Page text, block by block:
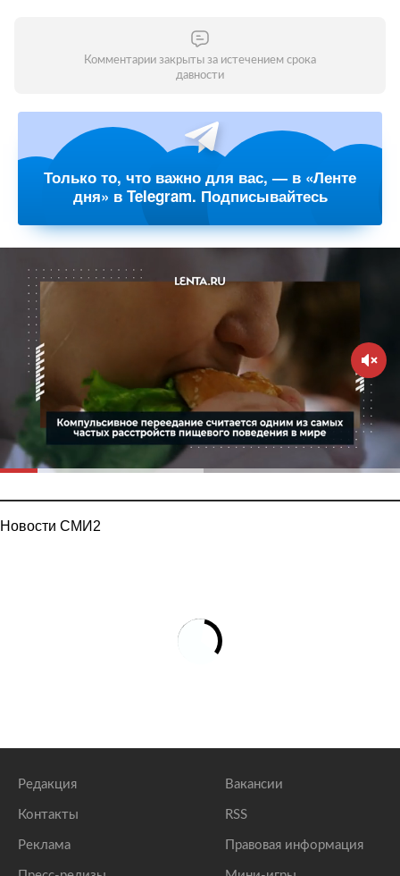
Комментарии закрыты за истечением срока
давности
Только то, что важно для вас, — в «Ленте
дня» в Telegram. Подписывайтесь
Новости СМИ2
Редакция
Контакты
Реклама
Вакансии
RSS
Правовая информация